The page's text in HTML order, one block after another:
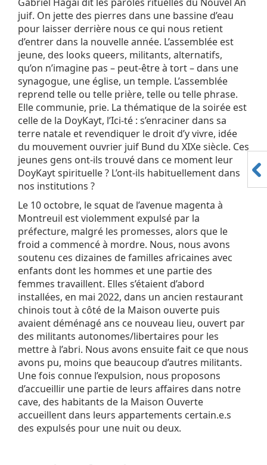
juif. On jette des pierres dans une bassine d’eau
pour laisser derrière nous ce qui nous retient
d’entrer dans la nouvelle année. L’assemblée est
jeune, des looks queers, militants, alternatifs,
qu’on n’imagine pas – peut-être à tort – dans une
synagogue, une église, un temple. L’assemblée
reprend telle ou telle prière, telle ou telle phrase.
Elle communie, prie. La thématique de la soirée est
celle de la DoyKayt, l’Ici-té : s’enraciner dans sa
terre natale et revendiquer le droit d’y vivre, idée
du mouvement ouvrier juif Bund du XIXe siècle. Ces
jeunes gens ont-ils trouvé dans ce moment leur
DoyKayt spirituelle ? L’ont-ils habituellement dans
nos institutions ?
Le 10 octobre, le squat de l’avenue magenta à
Montreuil est violemment expulsé par la
préfecture, malgré les promesses, alors que le
froid a commencé à mordre. Nous, nous avons
soutenu ces dizaines de familles africaines avec
enfants dont les hommes et une partie des
femmes travaillent. Elles s’étaient d’abord
installées, en mai 2022, dans un ancien restaurant
chinois tout à côté de la Maison ouverte puis
avaient déménagé ans ce nouveau lieu, ouvert par
des militants autonomes/libertaires pour les
mettre à l’abri. Nous avons ensuite fait ce que nous
avons pu, moins que beaucoup d’autres militants.
Une fois connue l’expulsion, nous proposons
d’accueillir une partie de leurs affaires dans notre
cave, des habitants de la Maison Ouverte
accueillent dans leurs appartements certain.e.s
des expulsés pour une nuit ou deux.